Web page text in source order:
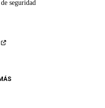
seguridad